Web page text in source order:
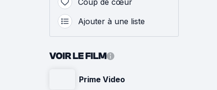
Coup de cœur
Ajouter à une liste
VOIR LE FILM
Prime Video